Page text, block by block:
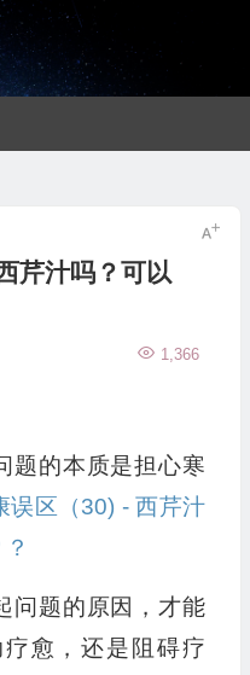
芹汁吗？可以
1,366
题的本质是担心寒
误区（30) - 西芹汁
问题的原因，才能
愈，还是阻碍疗